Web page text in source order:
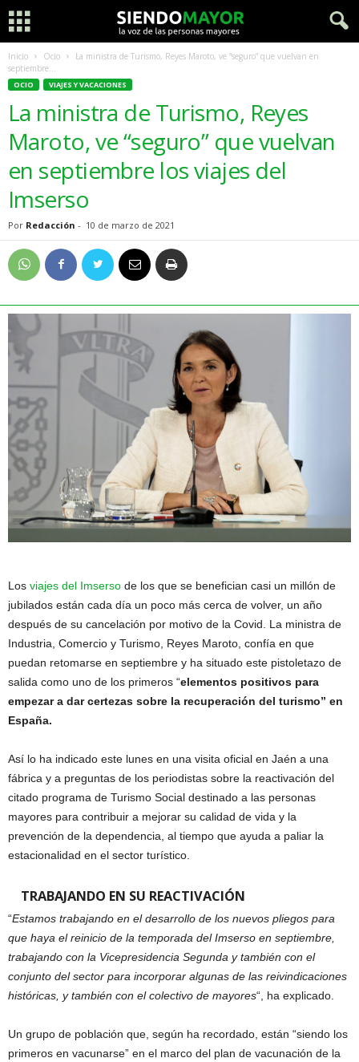
Inicio Ocio
La ministra de Turismo, Reyes Maroto, ve “seguro” que vuelvan en
septiembre...
OCIO VIAJES Y VACACIONES
La ministra de Turismo, Reyes
Maroto, ve “seguro” que vuelvan
en septiembre los viajes del
Imserso
Por Redacción - 10 de marzo de 2021
Los viajes del Imserso de los que se benefician casi un millón de
jubilados están cada día un poco más cerca de volver, un año
después de su cancelación por motivo de la Covid. La ministra de
Industria, Comercio y Turismo, Reyes Maroto, confía en que
puedan retomarse en septiembre y ha situado este pistoletazo de
salida como uno de los primeros “elementos positivos para
empezar a dar certezas sobre la recuperación del turismo” en
España.
Así lo ha indicado este lunes en una visita oficial en Jaén a una
fábrica y a preguntas de los periodistas sobre la reactivación del
citado programa de Turismo Social destinado a las personas
mayores para contribuir a mejorar su calidad de vida y la
prevención de la dependencia, al tiempo que ayuda a paliar la
estacionalidad en el sector turístico.
TRABAJANDO EN SU REACTIVACIÓN
“Estamos trabajando en el desarrollo de los nuevos pliegos para
que haya el reinicio de la temporada del Imserso en septiembre,
trabajando con la Vicepresidencia Segunda y también con el
conjunto del sector para incorporar algunas de las reivindicaciones
históricas, y también con el colectivo de mayores“, ha explicado.
Un grupo de población que, según ha recordado, están “siendo los
primeros en vacunarse” en el marco del plan de vacunación de la